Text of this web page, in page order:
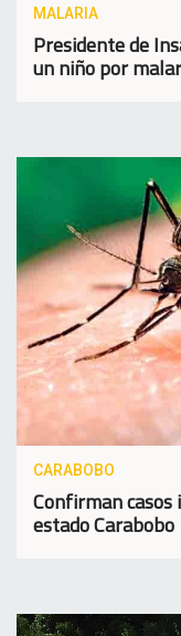
MALARIA
Presidente de
un niño por
CARABOBO
Confirman
estado Carabobo